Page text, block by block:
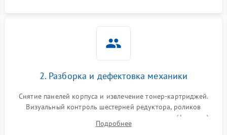
2. Разборка и дефектовка механики
Снятие панелей корпуса и извлечение тонер-картриджей.
Визуальный контроль шестерней редуктора, роликов
захвата, термопленки и прижимного вала в печи (фьюзере).
Проверка оптики сканера на загрязнения.
Подробнее